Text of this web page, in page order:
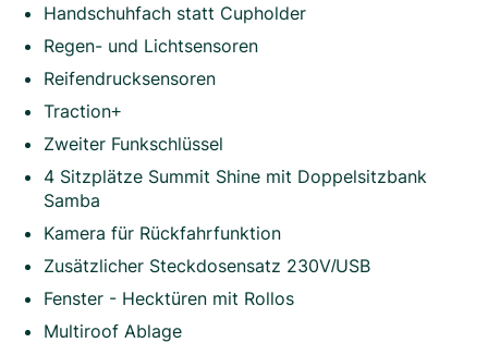
Handschuhfach statt Cupholder
Regen- und Lichtsensoren
Reifendrucksensoren
Traction+
Zweiter Funkschlüssel
4 Sitzplätze Summit Shine mit Doppelsitzbank
Samba
Kamera für Rückfahrfunktion
Zusätzlicher Steckdosensatz 230V/USB
Fenster - Hecktüren mit Rollos
Multiroof Ablage